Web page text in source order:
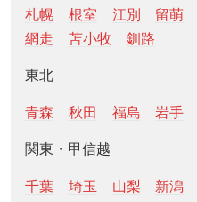
札幌
根室 江別 留萌
網走
苫小牧 釧路
東北
青森 秋田 福島 岩手
関東・甲信越
千葉 埼玉 山梨 新潟